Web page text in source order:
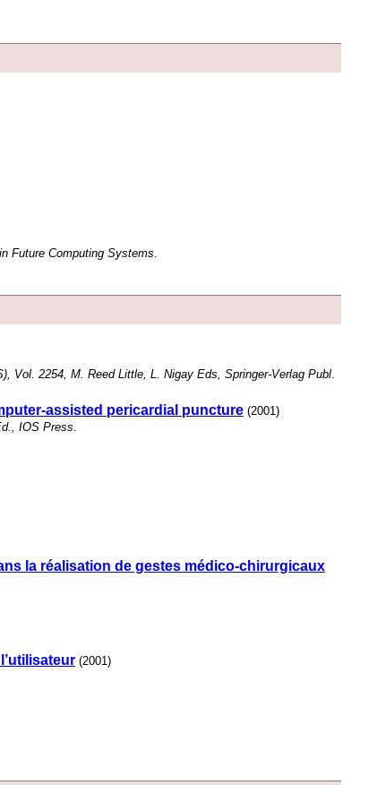
Future Computing Systems.
Vol. 2254, M. Reed Little, L. Nigay Eds, Springer-Verlag Publ.
assisted pericardial puncture (2001)
IOS Press.
la réalisation de gestes médico-chirurgicaux
(2001)